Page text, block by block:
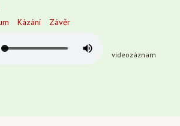
Kázání Závěr
videozáznam